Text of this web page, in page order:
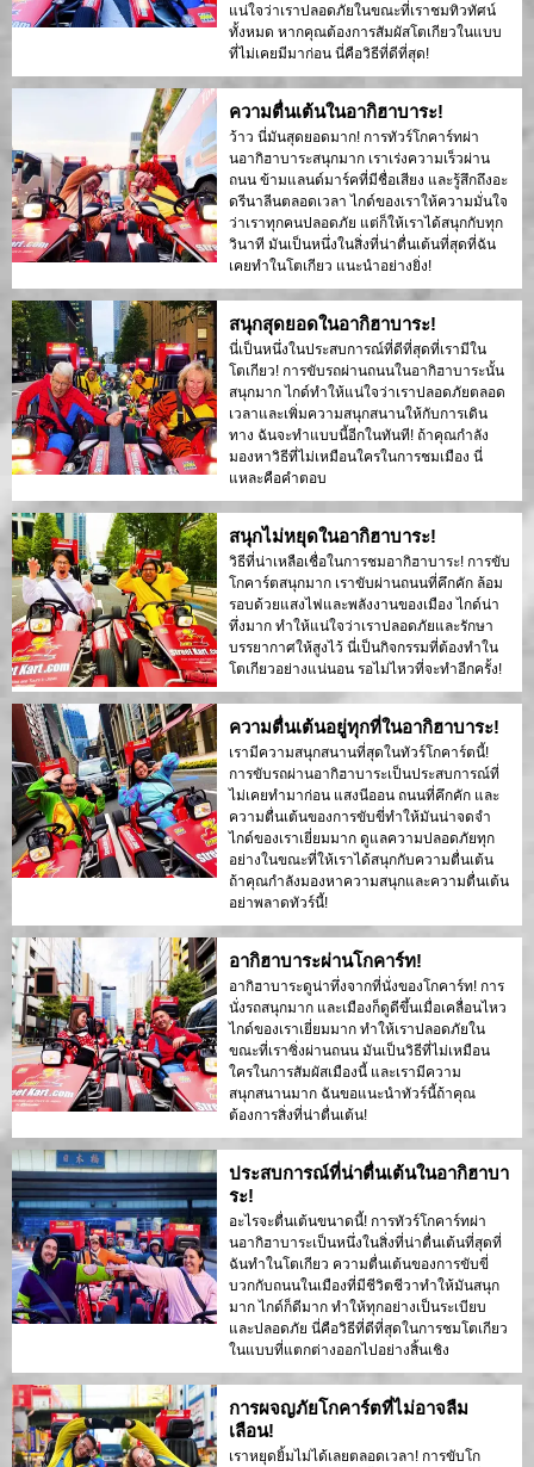
แน่ใจว่าเราปลอดภัยในขณะที่เราชมทิวทัศน์
ทั้งหมด หากคุณต้องการสัมผัสโตเกียวในแบบ
ที่ไม่เคยมีมาก่อน นี่คือวิธีที่ดีที่สุด!
ความตื่นเต้นในอากิฮาบาระ!
ว้าว นี่มันสุดยอดมาก! การทัวร์โกคาร์ทผ่า
นอากิฮาบาระสนุกมาก เราเร่งความเร็วผ่าน
ถนน ข้ามแลนด์มาร์คที่มีชื่อเสียง และรู้สึกถึงอะ
ดรีนาลีนตลอดเวลา ไกด์ของเราให้ความมั่นใจ
ว่าเราทุกคนปลอดภัย แต่ก็ให้เราได้สนุกกับทุก
วินาที มันเป็นหนึ่งในสิ่งที่น่าตื่นเต้นที่สุดที่ฉัน
เคยทำในโตเกียว แนะนำอย่างยิ่ง!
สนุกสุดยอดในอากิฮาบาระ!
นี่เป็นหนึ่งในประสบการณ์ที่ดีที่สุดที่เรามีใน
โตเกียว! การขับรถผ่านถนนในอากิฮาบาระนั้น
สนุกมาก ไกด์ทำให้แน่ใจว่าเราปลอดภัยตลอด
เวลาและเพิ่มความสนุกสนานให้กับการเดิน
ทาง ฉันจะทำแบบนี้อีกในทันที! ถ้าคุณกำลัง
มองหาวิธีที่ไม่เหมือนใครในการชมเมือง นี่
แหละคือคำตอบ
สนุกไม่หยุดในอากิฮาบาระ!
วิธีที่น่าเหลือเชื่อในการชมอากิฮาบาระ! การขับ
โกคาร์ตสนุกมาก เราขับผ่านถนนที่คึกคัก ล้อม
รอบด้วยแสงไฟและพลังงานของเมือง ไกด์น่า
ทึ่งมาก ทำให้แน่ใจว่าเราปลอดภัยและรักษา
บรรยากาศให้สูงไว้ นี่เป็นกิจกรรมที่ต้องทำใน
โตเกียวอย่างแน่นอน รอไม่ไหวที่จะทำอีกครั้ง!
ความตื่นเต้นอยู่ทุกที่ในอากิฮาบาระ!
เรามีความสนุกสนานที่สุดในทัวร์โกคาร์ตนี้!
การขับรถผ่านอากิฮาบาระเป็นประสบการณ์ที่
ไม่เคยทำมาก่อน แสงนีออน ถนนที่คึกคัก และ
ความตื่นเต้นของการขับขี่ทำให้มันน่าจดจำ
ไกด์ของเราเยี่ยมมาก ดูแลความปลอดภัยทุก
อย่างในขณะที่ให้เราได้สนุกกับความตื่นเต้น
ถ้าคุณกำลังมองหาความสนุกและความตื่นเต้น
อย่าพลาดทัวร์นี้!
อากิฮาบาระผ่านโกคาร์ท!
อากิฮาบาระดูน่าทึ่งจากที่นั่งของโกคาร์ท! การ
นั่งรถสนุกมาก และเมืองก็ดูดีขึ้นเมื่อเคลื่อนไหว
ไกด์ของเราเยี่ยมมาก ทำให้เราปลอดภัยใน
ขณะที่เราซิ่งผ่านถนน มันเป็นวิธีที่ไม่เหมือน
ใครในการสัมผัสเมืองนี้ และเรามีความ
สนุกสนานมาก ฉันขอแนะนำทัวร์นี้ถ้าคุณ
ต้องการสิ่งที่น่าตื่นเต้น!
ประสบการณ์ที่น่าตื่นเต้นในอากิฮาบา
ระ!
อะไรจะตื่นเต้นขนาดนี้! การทัวร์โกคาร์ทผ่า
นอากิฮาบาระเป็นหนึ่งในสิ่งที่น่าตื่นเต้นที่สุดที่
ฉันทำในโตเกียว ความตื่นเต้นของการขับขี่
บวกกับถนนในเมืองที่มีชีวิตชีวาทำให้มันสนุก
มาก ไกด์ก็ดีมาก ทำให้ทุกอย่างเป็นระเบียบ
และปลอดภัย นี่คือวิธีที่ดีที่สุดในการชมโตเกียว
ในแบบที่แตกต่างออกไปอย่างสิ้นเชิง
การผจญภัยโกคาร์ตที่ไม่อาจลืม
เลือน!
เราหยุดยิ้มไม่ได้เลยตลอดเวลา! การขับโก